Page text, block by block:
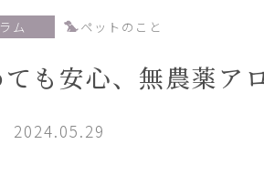
ム ペットのこと
も安心、無農薬ア
2024.05.29